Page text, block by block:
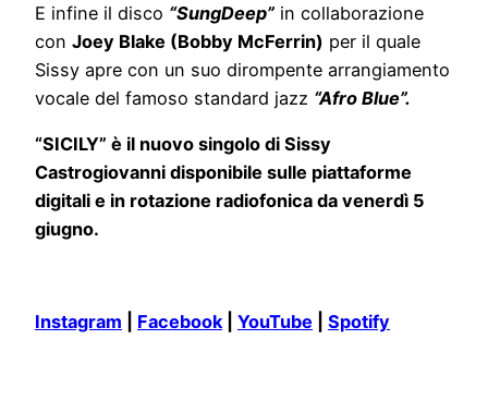
E infine il disco “SungDeep” in collaborazione
con Joey Blake (Bobby McFerrin) per il quale
Sissy apre con un suo dirompente arrangiamento
vocale del famoso standard jazz “Afro Blue”.
“SICILY” è il nuovo singolo di Sissy
Castrogiovanni disponibile sulle piattaforme
digitali e in rotazione radiofonica da venerdì 5
giugno.
Instagram Facebook YouTube Spotify